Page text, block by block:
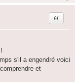
Citation
s'il a engendré voici
et